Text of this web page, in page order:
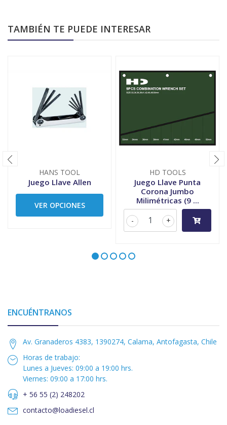
TAMBIÉN TE PUEDE INTERESAR
HANS TOOL
Juego Llave Allen
VER OPCIONES
HD TOOLS
Juego Llave Punta
Corona Jumbo
Milimétricas (9 ...
+
-
ENCUÉNTRANOS
Av. Granaderos 4383, 1390274, Calama, Antofagasta, Chile
Horas de trabajo:
Lunes a Jueves: 09:00 a 19:00 hrs.
Viernes: 09:00 a 17:00 hrs.
+ 56 55 (2) 248202
contacto@loadiesel.cl